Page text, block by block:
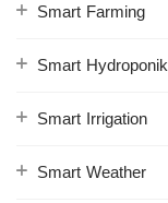
Smart Farming
Smart Hydroponik
Smart Irrigation
Smart Weather